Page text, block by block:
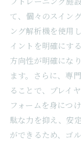
て、個々のスイン
ング解析機を使用
イントを明確にす
方向性が明確にな
ます。さらに、専
ることで、プレイ
フォームを身につ
駄な力を抑え、安
ができるため、ゴ